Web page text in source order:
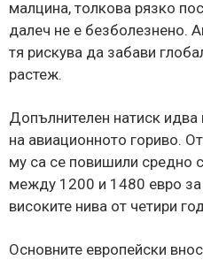
малцина, толкова рязко
далеч не е безболезнено.
тя рискува да забави
растеж.
Допълнителен натиск
на авиационното гориво.
му са се повишили средно
между 1200 и 1480 евро за
високите нива от четири
Основните европейски